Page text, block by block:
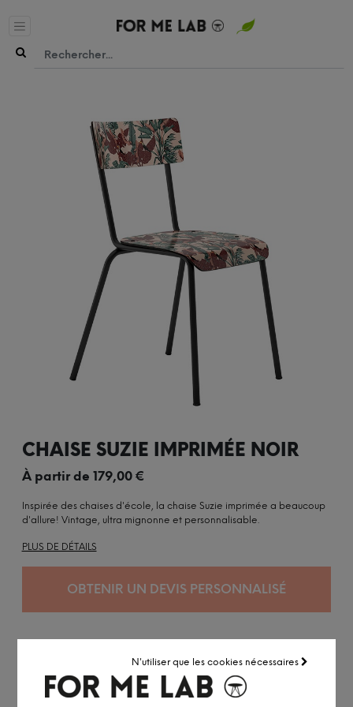
N'utiliser que les cookies nécessaires
CHAISE SUZIE IMPRIMÉE NOIR
À partir de 179,00€
Inspirée des chaises d'école, la chaise Suzie imprimée a beaucoup
d'allure! Vintage, ultra mignonne et personnalisable.
PLUS DE DÉTAILS
OBTENIR UN DEVIS PERSONNALISÉ
Expédition sous 6 à 8 semaines
Accédez à notre
service pro